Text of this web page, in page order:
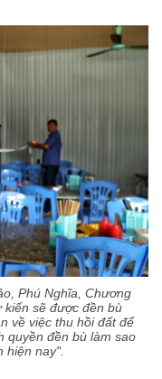
Phú Nghĩa, Chương
kiến sẽ được đền bù
về việc thu hồi đất để
quyền đền bù làm sao
hiện nay".